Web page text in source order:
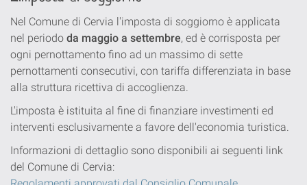
Nel Comune di Cervia l'imposta di soggiorno è applicata
nel periodo da maggio a settembre, ed è corrisposta per
ogni pernottamento fino ad un massimo di sette
pernottamenti consecutivi, con tariffa differenziata in base
alla struttura ricettiva di accoglienza.
L'imposta è istituita al fine di finanziare investimenti ed
interventi esclusivamente a favore dell'economia turistica.
Informazioni di dettaglio sono disponibili ai seguenti link
del Comune di Cervia: